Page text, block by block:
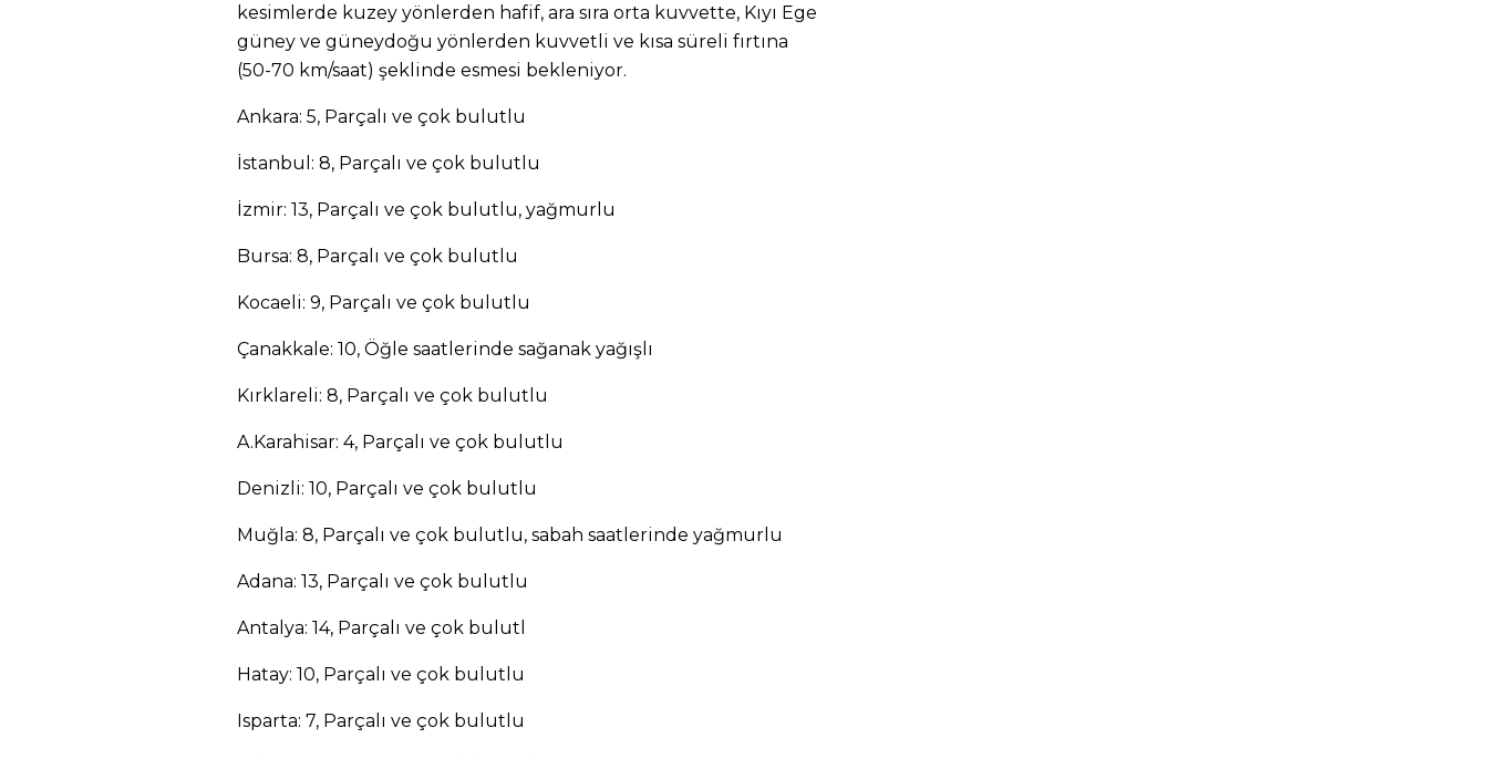
kesimlerde kuzey yönlerden hafif, ara sıra orta kuvvette, Kıyı Ege
güney ve güneydoğu yönlerden kuvvetli ve kısa süreli fırtına
(50-70 km/saat) şeklinde esmesi bekleniyor.
Ankara: 5, Parçalı ve çok bulutlu
İstanbul: 8, Parçalı ve çok bulutlu
İzmir: 13, Parçalı ve çok bulutlu, yağmurlu
Bursa: 8, Parçalı ve çok bulutlu
Kocaeli: 9, Parçalı ve çok bulutlu
Çanakkale: 10, Öğle saatlerinde sağanak yağışlı
Kırklareli: 8, Parçalı ve çok bulutlu
A.Karahisar: 4, Parçalı ve çok bulutlu
Denizli: 10, Parçalı ve çok bulutlu
Muğla: 8, Parçalı ve çok bulutlu, sabah saatlerinde yağmurlu
Adana: 13, Parçalı ve çok bulutlu
Antalya: 14, Parçalı ve çok bulutl
Hatay: 10, Parçalı ve çok bulutlu
Isparta: 7, Parçalı ve çok bulutlu